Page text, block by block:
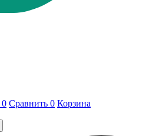
0 Сравнить 0 Корзина